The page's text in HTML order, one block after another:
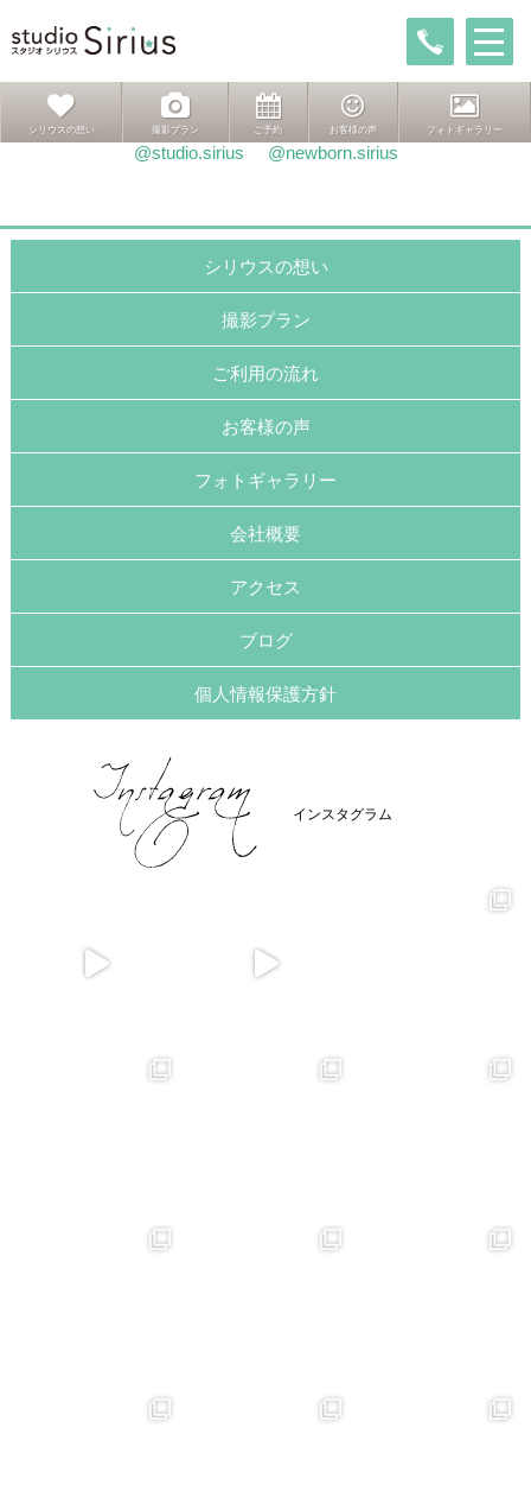
シリウスの想い 撮影プラン ご予約 お客様の声 フォトギャラリー
稿
ー
の
稿:
次ページへ 次
お気に入りのおもちゃと
インスタグラムはこちら
@studio.sirius
@newborn.sirius
シリウスの想い
撮影プラン
ご利用の流れ
お客様の声
フォトギャラリー
会社概要
アクセス
ブログ
個人情報保護方針
インスタグラム